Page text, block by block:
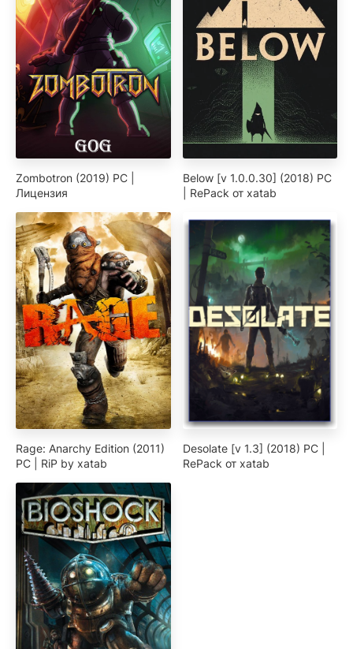
Zombotron (2019) PC |
Лицензия
Below [v 1.0.0.30] (2018) PC
| RePack от xatab
Rage: Anarchy Edition (2011)
PC | RiP by xatab
Desolate [v 1.3] (2018) PC |
RePack от xatab